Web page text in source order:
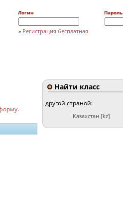
Логин Пароль
» Регистрация бесплатная
.
Найти класс
другой страной:
Казахстан [kz]